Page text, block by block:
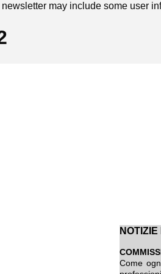
may include some user
Come